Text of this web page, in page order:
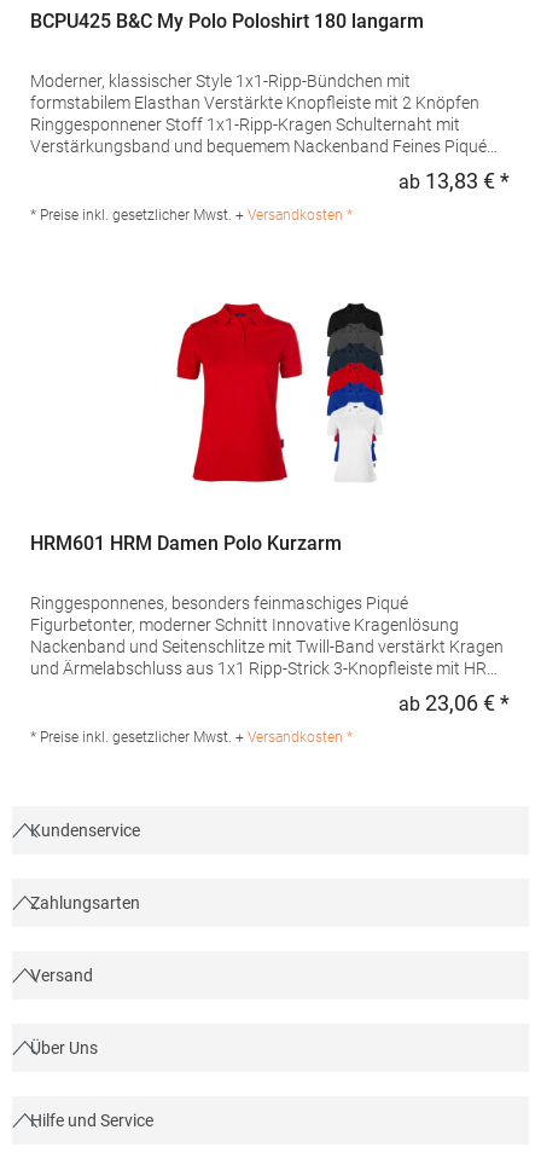
BCPU425 B&C My Polo Poloshirt 180 langarm
Moderner, klassischer Style 1x1-Ripp-Bündchen mit
formstabilem Elasthan Verstärkte Knopfleiste mit 2 Knöpfen
Ringgesponnener Stoff 1x1-Ripp-Kragen Schulternaht mit
Verstärkungsband und bequemem Nackenband Feines Piqué
EtikettPfegehinweis: 40 °C waschbarTrockner geeignetBügeln
erlaubtGrammatur: 180 g/m²Materialzusammensetzung: 100%
ab 13,83 € *
* Preise inkl. gesetzlicher Mwst. + Versandkosten *
HRM601 HRM Damen Polo Kurzarm
Ringgesponnenes, besonders feinmaschiges Piqué
Figurbetonter, moderner Schnitt Innovative Kragenlösung
Nackenband und Seitenschlitze mit Twill-Band verstärkt Kragen
und Ärmelabschluss aus 1x1 Ripp-Strick 3-Knopfleiste mit HRM-
waschbarTrockner geeignetGrammatur: 180
textil.de
ab 23,06 € *
* Preise inkl. gesetzlicher Mwst. + Versandkosten *
Kundenservice
Zahlungsarten
Versand
Über Uns
Hilfe und Service